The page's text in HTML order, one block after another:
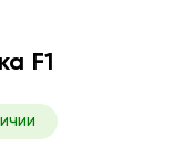
F1